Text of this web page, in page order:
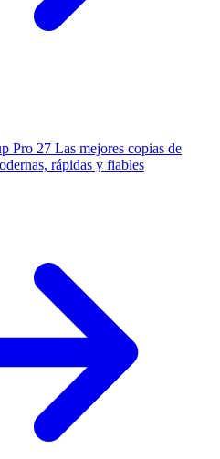
Pro 27 Las mejores copias de
rápidas y fiables